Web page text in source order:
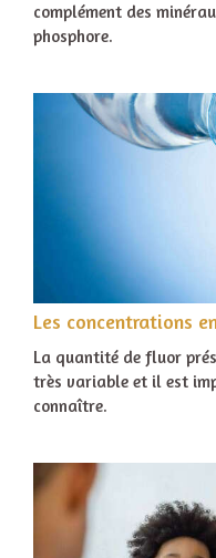
complément des
phosphore.
Les concentrations
La quantité de fluor
très variable et il est
connaître.